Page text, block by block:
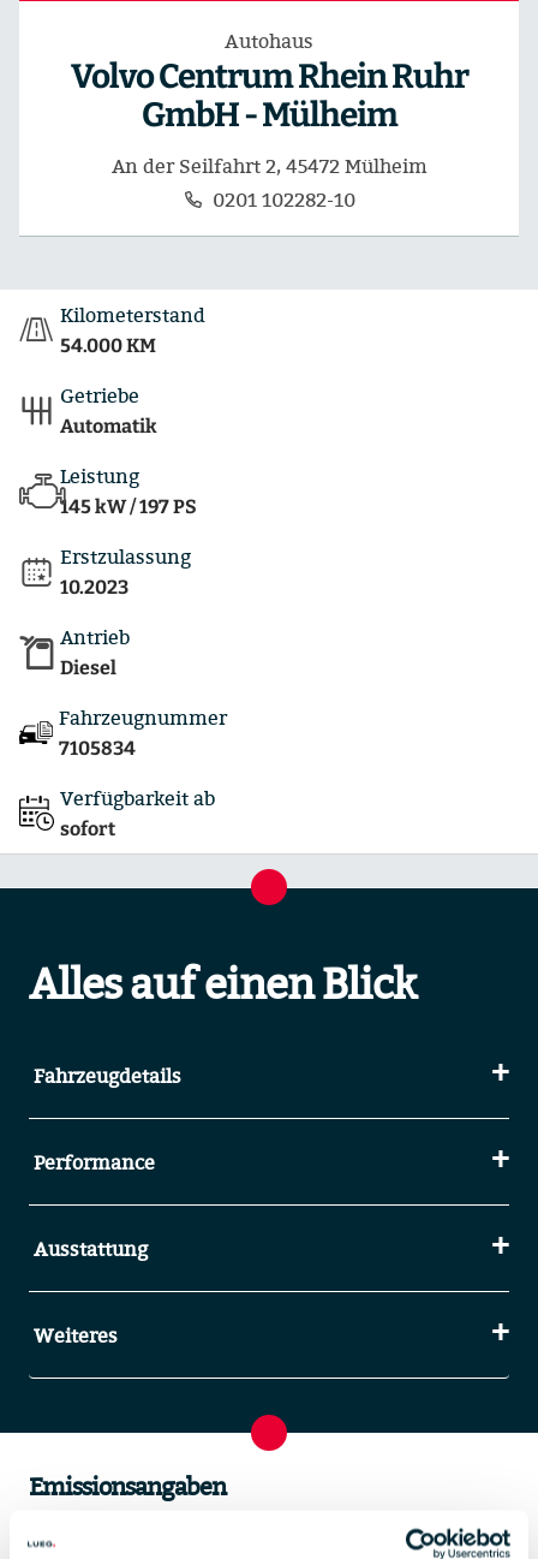
Autohaus
Volvo Centrum Rhein Ruhr
GmbH - Mülheim
An der Seilfahrt 2, 45472 Mülheim
0201 102282-10
Kilometerstand
54.000 KM
Getriebe
Automatik
Leistung
145 kW / 197 PS
Erstzulassung
10.2023
Antrieb
Diesel
Fahrzeugnummer
7105834
Verfügbarkeit ab
sofort
Alles auf einen Blick
Fahrzeugdetails
Performance
Ausstattung
Weiteres
Emissionsangaben